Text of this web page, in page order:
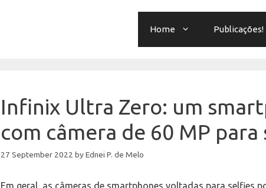
Home Publicações!
Infinix Ultra Zero: um
com câmera de 60 MP para
27 September 2022 byEdnei P. de Melo
Em geral, as câmeras de smartphones voltadas para selfies